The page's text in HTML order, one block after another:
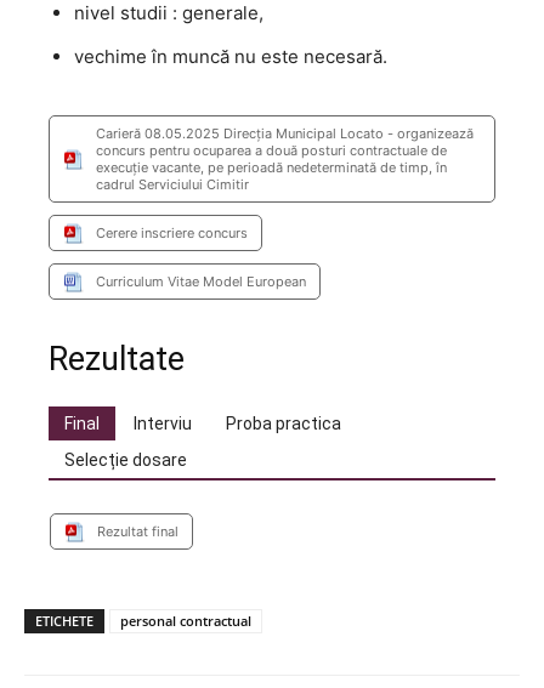
nivel studii : generale,
vechime în muncă nu este necesară.
Carieră 08.05.2025 Direcţia Municipal Locato - organizează
concurs pentru ocuparea a două posturi contractuale de
execuţie vacante, pe perioadă nedeterminată de timp, în
cadrul Serviciului Cimitir
Cerere inscriere concurs
Curriculum Vitae Model European
Rezultate
Final Interviu
Proba practica
Selecție dosare
Rezultat final
ETICHETE personal contractual